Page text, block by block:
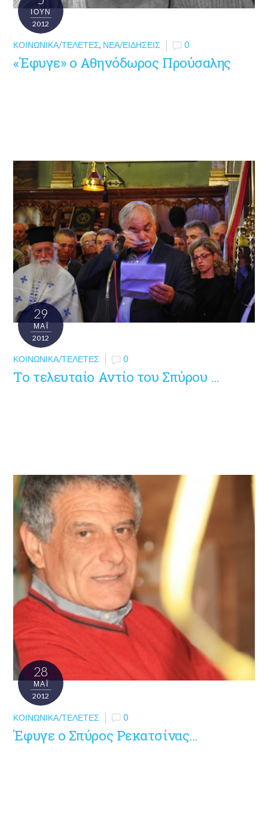
ΙΟΎΝ
2012
ΚΟΙΝΩΝΙΚΆ/ΤΕΛΕΤΈΣ, ΝΈΑ/ΕΙΔΉΣΕΙΣ 0
«Έφυγε» ο Αθηνόδωρος Προύσαλης
29
ΜΑΪ́
2012
ΚΟΙΝΩΝΙΚΆ/ΤΕΛΕΤΈΣ 0
Το τελευταίο Αντίο του Σπύρου …
28
ΜΑΪ́
2012
ΚΟΙΝΩΝΙΚΆ/ΤΕΛΕΤΈΣ 0
Έφυγε ο Σπύρος Ρεκατσίνας…